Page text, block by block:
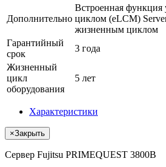
Дополнительно
Встроенная
циклом (eLCM)
жизненным циклом
Гарантийный
срок
3 года
Жизненный
цикл
оборудования
5 лет
Характеристики
×Закрыть
Сервер Fujitsu PRIMEQUEST 3800B